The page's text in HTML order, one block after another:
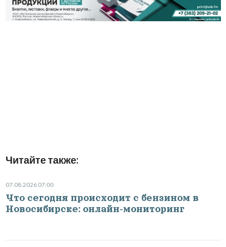
Читайте также:
07.08.2026 07:00
Что сегодня происходит с бензином в
Новосибирске: онлайн-мониторинг